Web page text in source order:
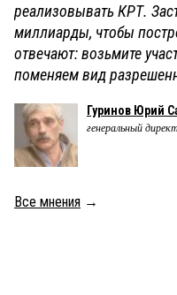
реализовывать КРТ.
миллиарды, чтобы
отвечают: возьмите
поменяем вид
Гуринов Юрий
генеральный
Все мнения →